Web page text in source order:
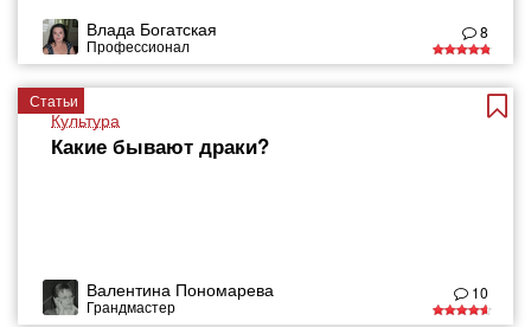
Влада Богатская
Профессионал
8
Статьи
Культура
Какие бывают драки?
Валентина Пономарева
Грандмастер
10